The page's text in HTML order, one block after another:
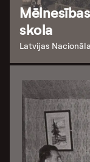
Mēlnesības
skola
Latvijas